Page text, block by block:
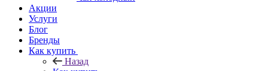
Акции
Услуги
Блог
Бренды
Как купить
Назад